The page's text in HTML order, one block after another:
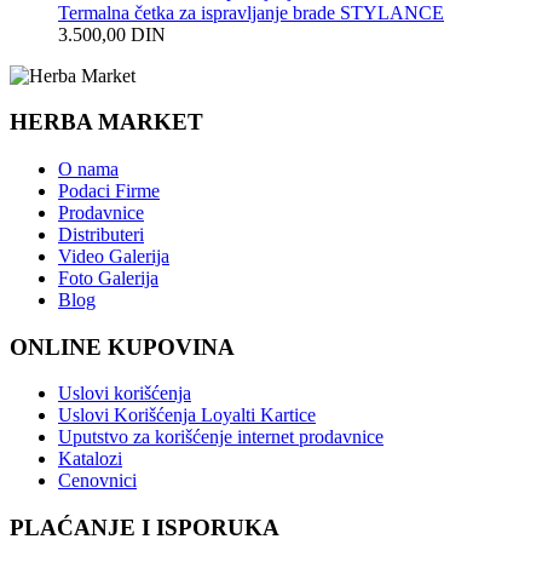
Termalna četka za ispravljanje brade STYLANCE
3.500,00 DIN
HERBA MARKET
O nama
Podaci Firme
Prodavnice
Distributeri
Video Galerija
Foto Galerija
Blog
ONLINE KUPOVINA
Uslovi korišćenja
Uslovi Korišćenja Loyalti Kartice
Uputstvo za korišćenje internet prodavnice
Katalozi
Cenovnici
PLAĆANJE I ISPORUKA